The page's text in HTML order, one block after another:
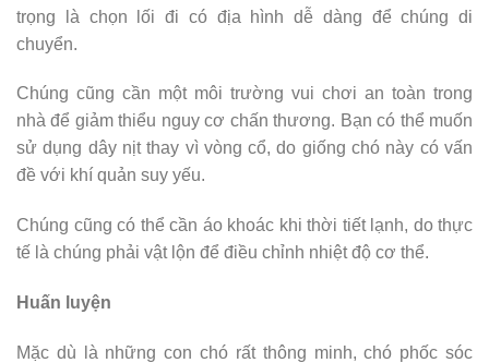
trọng là chọn lối đi có địa hình dễ dàng để chúng di
chuyển.
Chúng cũng cần một môi trường vui chơi an toàn trong
nhà để giảm thiểu nguy cơ chấn thương. Bạn có thể muốn
sử dụng dây nịt thay vì vòng cổ, do giống chó này có vấn
đề với khí quản suy yếu.
Chúng cũng có thể cần áo khoác khi thời tiết lạnh, do thực
tế là chúng phải vật lộn để điều chỉnh nhiệt độ cơ thể.
Huấn luyện
Mặc dù là những con chó rất thông minh, chó phốc sóc